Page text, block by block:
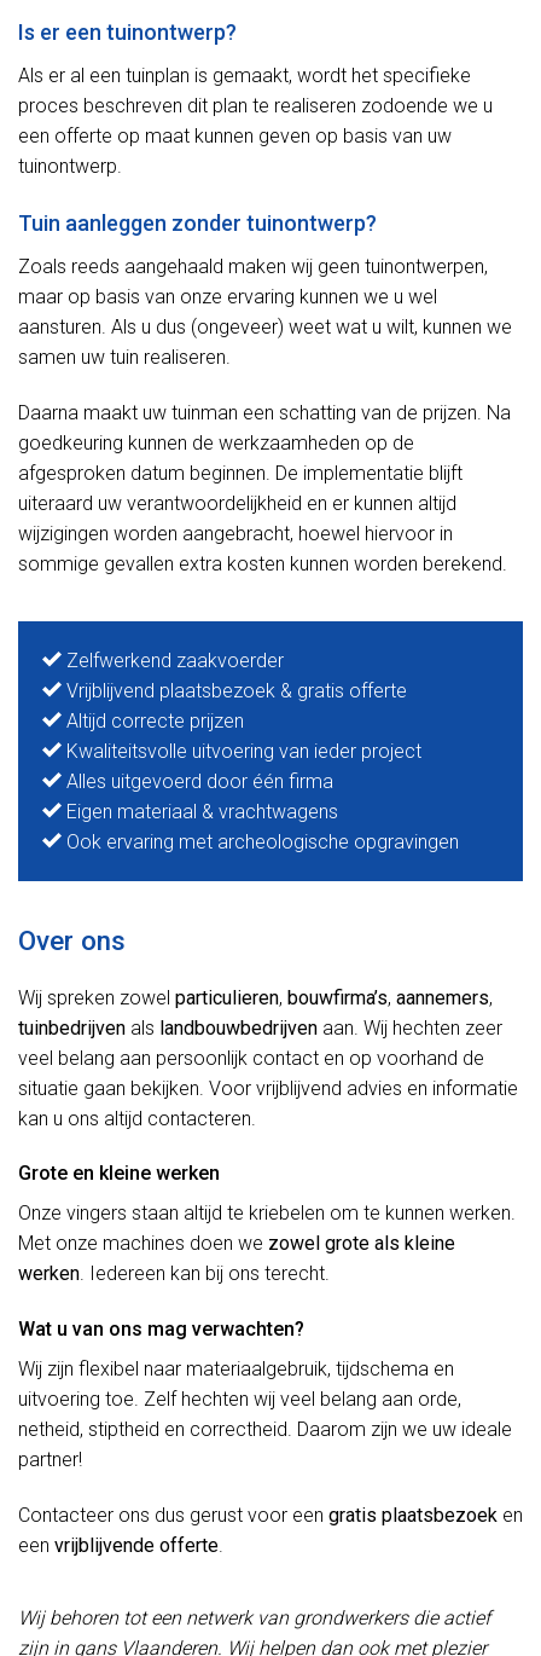
Is er een tuinontwerp?
Als er al een tuinplan is gemaakt, wordt het specifieke
proces beschreven dit plan te realiseren zodoende we u
een offerte op maat kunnen geven op basis van uw
tuinontwerp.
Tuin aanleggen zonder tuinontwerp?
Zoals reeds aangehaald maken wij geen tuinontwerpen,
maar op basis van onze ervaring kunnen we u wel
aansturen. Als u dus (ongeveer) weet wat u wilt, kunnen we
samen uw tuin realiseren.
Daarna maakt uw tuinman een schatting van de prijzen. Na
goedkeuring kunnen de werkzaamheden op de
afgesproken datum beginnen. De implementatie blijft
uiteraard uw verantwoordelijkheid en er kunnen altijd
wijzigingen worden aangebracht, hoewel hiervoor in
sommige gevallen extra kosten kunnen worden berekend.
Zelfwerkend zaakvoerder
Vrijblijvend plaatsbezoek & gratis offerte
Altijd correcte prijzen
Kwaliteitsvolle uitvoering van ieder project
Alles uitgevoerd door één firma
Eigen materiaal & vrachtwagens
Ook ervaring met archeologische opgravingen
Over ons
Wij spreken zowel particulieren, bouwfirma’s, aannemers,
tuinbedrijven als landbouwbedrijven aan. Wij hechten zeer
veel belang aan persoonlijk contact en op voorhand de
situatie gaan bekijken. Voor vrijblijvend advies en informatie
kan u ons altijd contacteren.
Grote en kleine werken
Onze vingers staan altijd te kriebelen om te kunnen werken.
Met onze machines doen we zowel grote als kleine
werken. Iedereen kan bij ons terecht.
Wat u van ons mag verwachten?
Wij zijn flexibel naar materiaalgebruik, tijdschema en
uitvoering toe. Zelf hechten wij veel belang aan orde,
netheid, stiptheid en correctheid. Daarom zijn we uw ideale
partner!
Contacteer ons dus gerust voor een gratis plaatsbezoek en
een vrijblijvende offerte.
Wij behoren tot een netwerk van grondwerkers die actief
zijn in gans Vlaanderen. Wij helpen dan ook met plezier